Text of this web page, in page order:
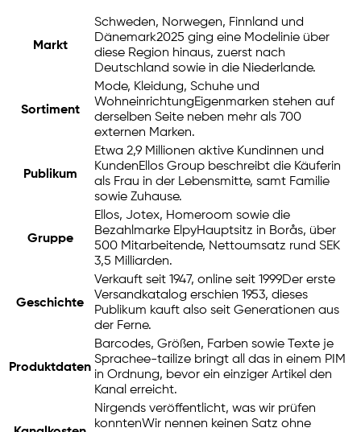
Markt
Schweden, Norwegen, Finnland und
Dänemark2025 ging eine Modelinie über
diese Region hinaus, zuerst nach
Deutschland sowie in die Niederlande.
Sortiment
Mode, Kleidung, Schuhe und
WohneinrichtungEigenmarken stehen auf
derselben Seite neben mehr als 700
externen Marken.
Publikum
Etwa 2,9 Millionen aktive Kundinnen und
KundenEllos Group beschreibt die Käuferin
als Frau in der Lebensmitte, samt Familie
sowie Zuhause.
Gruppe
Ellos, Jotex, Homeroom sowie die
Bezahlmarke ElpyHauptsitz in Borås, über
500 Mitarbeitende, Nettoumsatz rund SEK
3,5 Milliarden.
Geschichte
Verkauft seit 1947, online seit 1999Der erste
Versandkatalog erschien 1953, dieses
Publikum kauft also seit Generationen aus
der Ferne.
Produktdaten
Barcodes, Größen, Farben sowie Texte je
Sprachee-tailize bringt all das in einem PIM
in Ordnung, bevor ein einziger Artikel den
Kanal erreicht.
Nirgends veröffentlicht, was wir prüfen
konntenWir nennen keinen Satz ohne